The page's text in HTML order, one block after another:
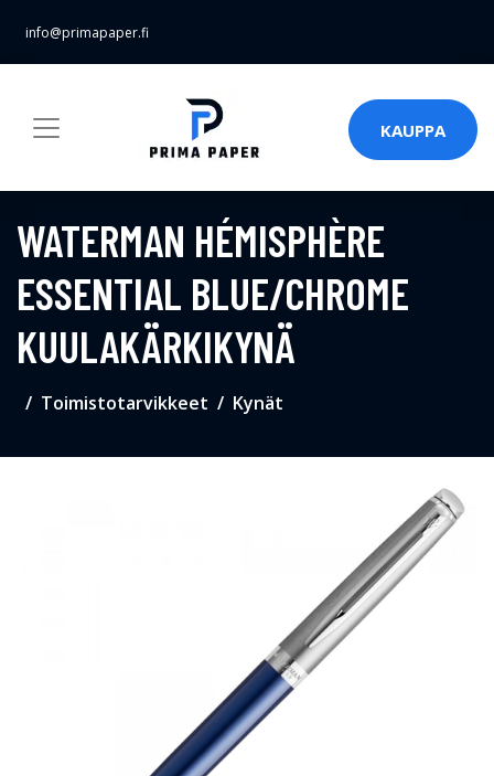
info@primapaper.fi
KAUPPA
WATERMAN HÉMISPHÈRE
ESSENTIAL BLUE/CHROME
KUULAKÄRKIKYNÄ
Toimistotarvikkeet Kynät